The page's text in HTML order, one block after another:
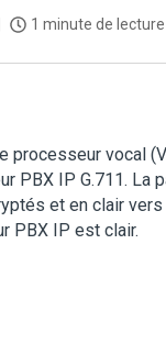
1 minute de lecture
processeur vocal
PBX IP G.711.
et en clair
PBX IP est clair.